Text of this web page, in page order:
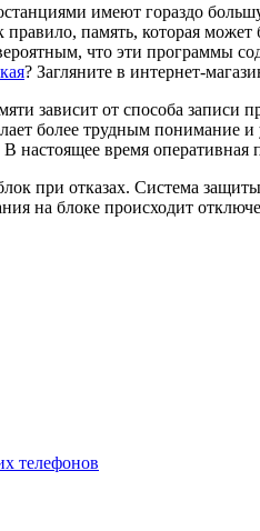
имеют гораздо
память, которая
что эти программы
? Загляните в интернет-
зависит от способа
более трудным
время оперативная
при отказах. Система
на блоке происходит
телефонов